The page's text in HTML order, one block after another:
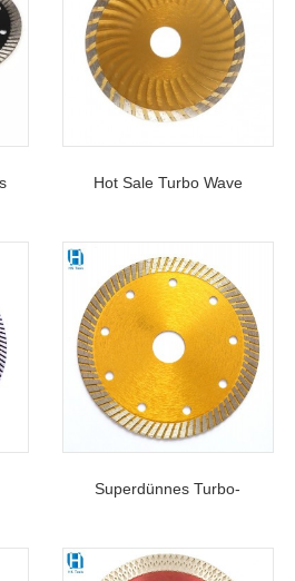
Hot Sale Turbo Wave
Schneiden Von Beton,
Hartem Ziegel, Hartem Granit
Und Naturstein
Superdünnes Turbo-
Schneiden Von